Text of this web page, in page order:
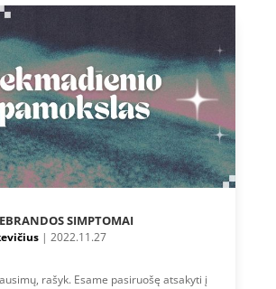
SIMPTOMAI
| 2022.11.27
rašyk. Esame pasiruošę atsakyti į